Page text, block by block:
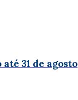
31 de agosto